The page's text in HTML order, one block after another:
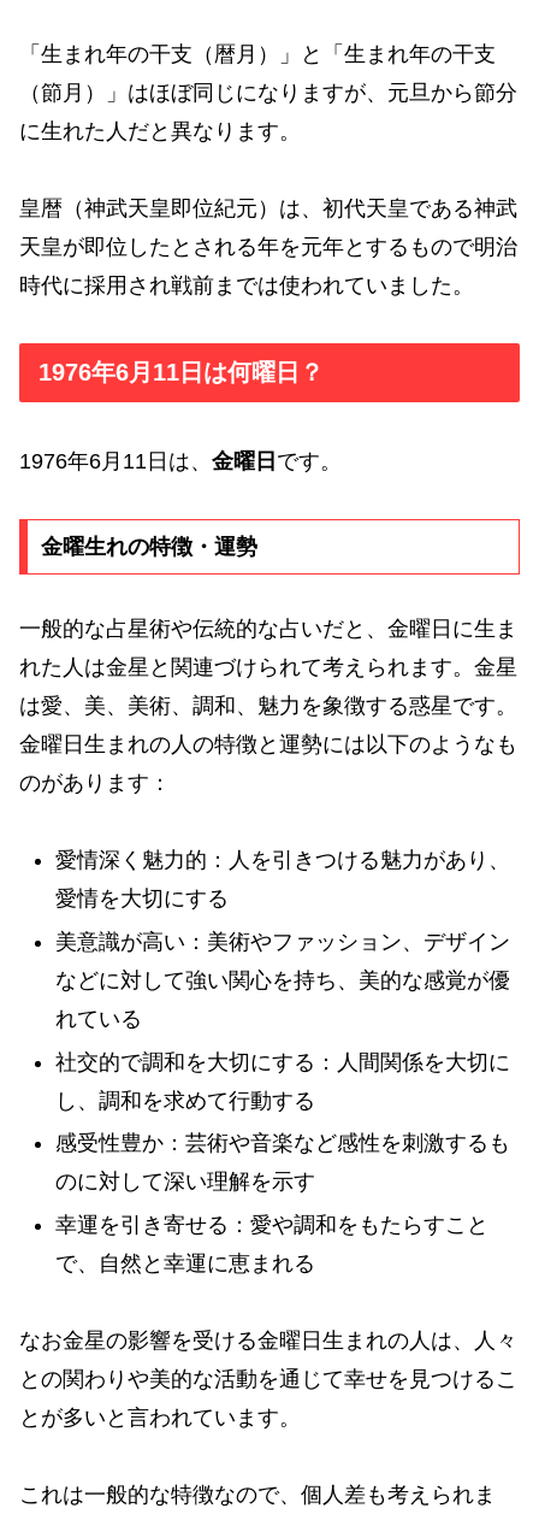
「生まれ年の干支（暦月）」と「生まれ年の干支
（節月）」はほぼ同じになりますが、元旦から節分
に生れた人だと異なります。
皇暦（神武天皇即位紀元）は、初代天皇である神武
天皇が即位したとされる年を元年とするもので明治
時代に採用され戦前までは使われていました。
1976年6月11日は何曜日？
1976年6月11日は、 金曜日 です。
金曜生れの特徴・運勢
一般的な占星術や伝統的な占いだと、金曜日に生ま
れた人は金星と関連づけられて考えられます。金星
は愛、美、美術、調和、魅力を象徴する惑星です。
金曜日生まれの人の特徴と運勢には以下のようなも
のがあります：
愛情深く魅力的：人を引きつける魅力があり、
愛情を大切にする
美意識が高い：美術やファッション、デザイン
などに対して強い関心を持ち、美的な感覚が優
れている
社交的で調和を大切にする：人間関係を大切に
し、調和を求めて行動する
感受性豊か：芸術や音楽など感性を刺激するも
のに対して深い理解を示す
幸運を引き寄せる：愛や調和をもたらすこと
で、自然と幸運に恵まれる
なお金星の影響を受ける金曜日生まれの人は、人々
との関わりや美的な活動を通じて幸せを見つけるこ
とが多いと言われています。
これは一般的な特徴なので、個人差も考えられま